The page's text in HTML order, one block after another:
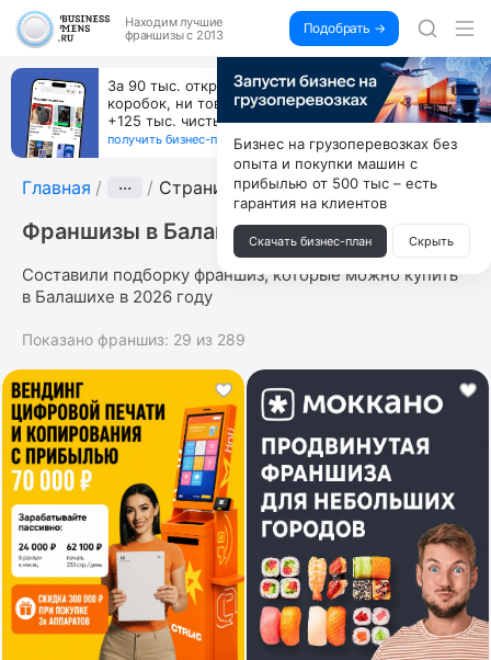
Находим лучшие
франшизы с 2013
Подобрать →
За 90 тыс. открой магазин на Авито, дома ни
коробок, ни товара, ни склада, зато каждый месяц
+125 тыс. чистыми
получить бизнес-план ↓
Главная ··· Страница 5
Франшизы в Балашихе
Составили подборку франшиз, которые можно купить
в Балашихе в 2026 году
Показано франшиз: 29 из 289
Бизнес на грузоперевозках без
опыта и покупки машин с
прибылью от 500 тыс – есть
гарантия на клиентов
Скачать бизнес-план Скрыть